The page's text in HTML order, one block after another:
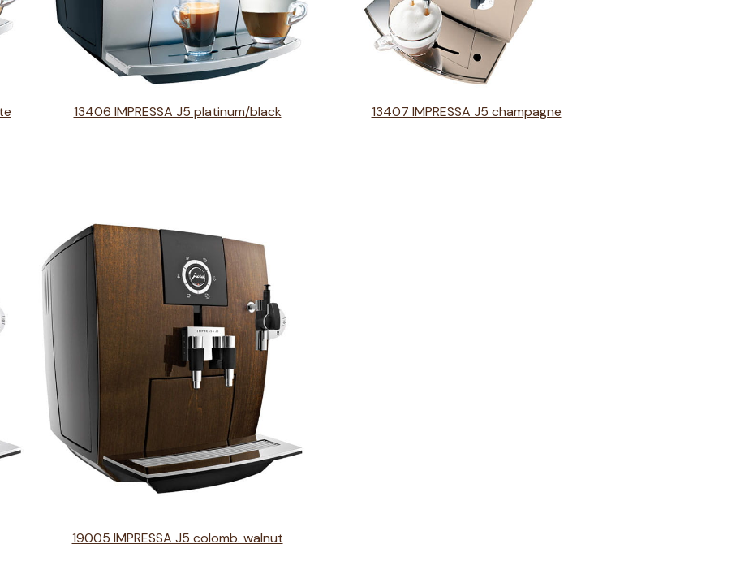
13406 IMPRESSA J5 platinum/black 13407 IMPRESSA J5 champagne
19005 IMPRESSA J5 colomb. walnut